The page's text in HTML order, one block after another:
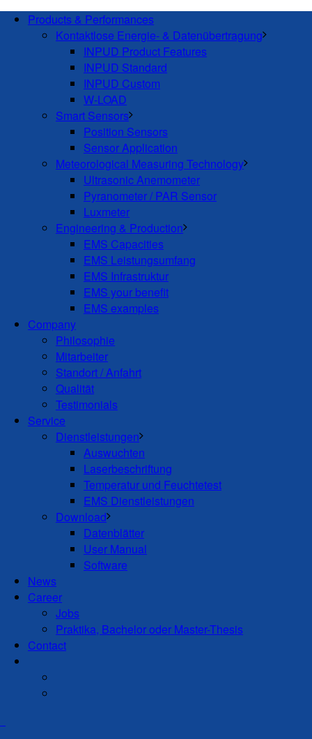
Products & Performances
Kontaktlose Energie- & Datenübertragung
INPUD Product Features
INPUD Standard
INPUD Custom
W-LOAD
Smart Sensors
Position Sensors
Sensor Application
Meteorological Measuring Technology
Ultrasonic Anemometer
Pyranometer / PAR Sensor
Luxmeter
Engineering & Production
EMS Capacities
EMS Leistungsumfang
EMS Infrastruktur
EMS your benefit
EMS examples
Company
Philosophie
Mitarbeiter
Standort / Anfahrt
Qualität
Testimonials
Service
Dienstleistungen
Auswuchten
Laserbeschriftung
Temperatur und Feuchtetest
EMS Dienstleistungen
Download
Datenblätter
User Manual
Software
News
Career
Jobs
Praktika, Bachelor oder Master-Thesis
Contact